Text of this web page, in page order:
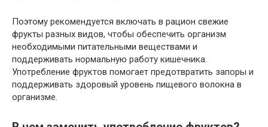
Поэтому рекомендуется включать в рацион свежие
фрукты разных видов, чтобы обеспечить организм
необходимыми питательными веществами и
поддерживать нормальную работу кишечника.
Употребление фруктов помогает предотвратить запоры и
поддерживать здоровый уровень пищевого волокна в
организме.